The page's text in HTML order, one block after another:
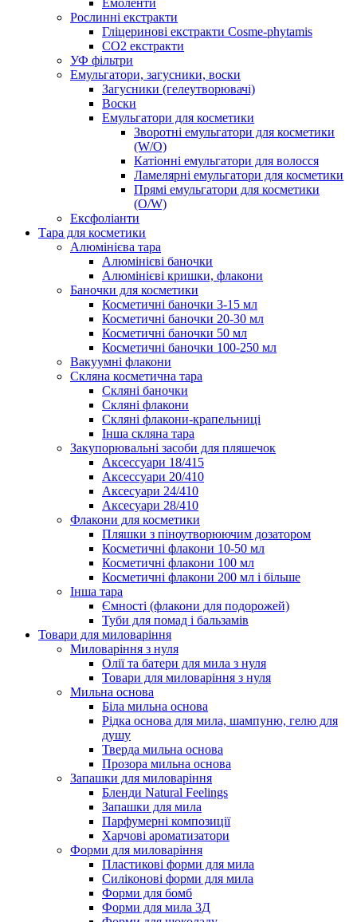
Емоленти
Рослинні екстракти
Гліцеринові екстракти Cosme-phytamis
СО2 екстракти
УФ фільтри
Емульгатори, загусники, воски
Загусники (гелеутворювачі)
Воски
Емульгатори для косметики
Зворотні емульгатори для косметики
(W/O)
Катіонні емульгатори для волосся
Ламелярні емульгатори для косметики
Прямі емульгатори для косметики
(O/W)
Ексфоліанти
Тара для косметики
Алюмінієва тара
Алюмінієві баночки
Алюмінієві кришки, флакони
Баночки для косметики
Косметичні баночки 3-15 мл
Косметичні баночки 20-30 мл
Косметичні баночки 50 мл
Косметичні баночки 100-250 мл
Вакуумні флакони
Скляна косметична тара
Скляні баночки
Скляні флакони
Скляні флакони-крапельниці
Інша скляна тара
Закупорювальні засоби для пляшечок
Аксессуари 18/415
Аксессуари 20/410
Аксесуари 24/410
Аксесуари 28/410
Флакони для косметики
Пляшки з піноутворюючим дозатором
Косметичні флакони 10-50 мл
Косметичні флакони 100 мл
Косметичні флакони 200 мл і більше
Інша тара
Ємності (флакони для подорожей)
Туби для помад і бальзамів
Товари для миловаріння
Миловаріння з нуля
Олії та батери для мила з нуля
Товари для миловаріння з нуля
Мильна основа
Біла мильна основа
Рідка основа для мила, шампуню, гелю для
душу
Тверда мильна основа
Прозора мильна основа
Запашки для миловаріння
Бленди Natural Feelings
Запашки для мила
Парфумерні композиції
Харчові ароматизатори
Форми для миловаріння
Пластикові форми для мила
Силіконові форми для мила
Форми для бомб
Форми для мила 3Д